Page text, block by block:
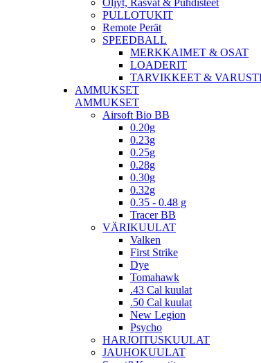
Öljyt, Rasvat & Puhdisteet
PULLOTUKIT
Remote Perät
SPEEDBALL
MERKKAIMET & OSAT
LOADERIT
TARVIKKEET &
AMMUKSET
AMMUKSET
Airsoft Bio BB
0.20g
0.23g
0.25g
0.28g
0.30g
0.32g
0.35 - 0.48 g
Tracer BB
VÄRIKUULAT
Valken
First Strike
Dye
Tomahawk
.43 Cal kuulat
.50 Cal kuulat
New Legion
Psycho
HARJOITUSKUULAT
JAUHOKUULAT